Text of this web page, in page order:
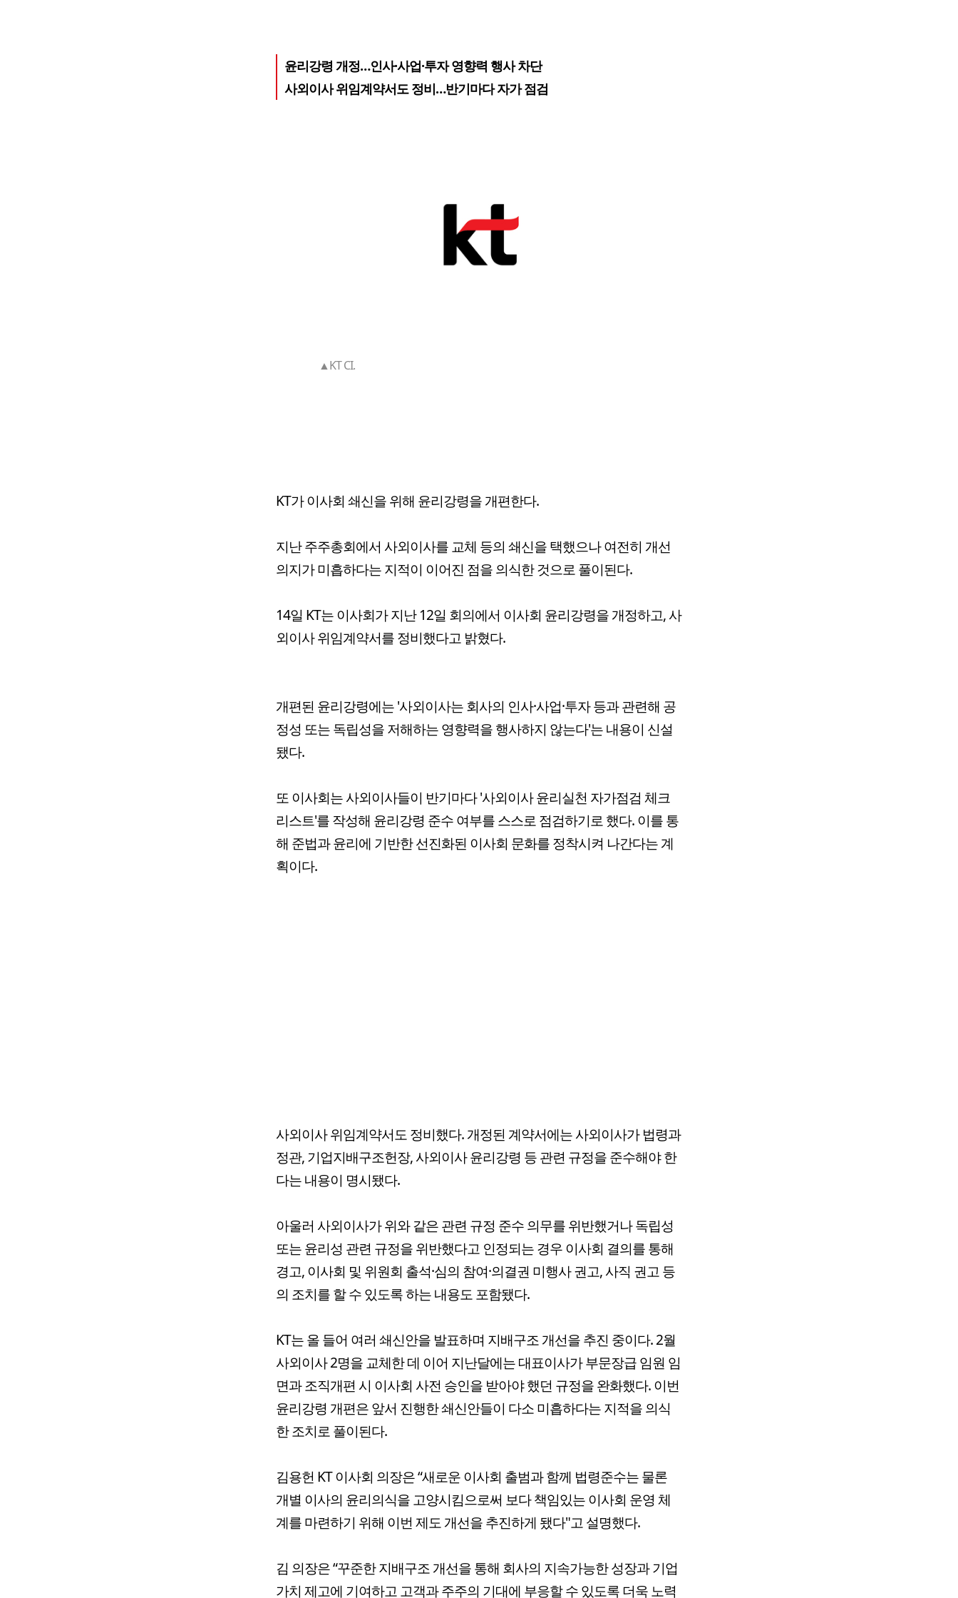
윤리강령 개정…인사·사업·투자 영향력 행사 차단
사외이사 위임계약서도 정비…반기마다 자가 점검
▲KT CI.
KT가 이사회 쇄신을 위해 윤리강령을 개편한다.
지난 주주총회에서 사외이사를 교체 등의 쇄신을 택했으나 여전히 개선
의지가 미흡하다는 지적이 이어진 점을 의식한 것으로 풀이된다.
14일 KT는 이사회가 지난 12일 회의에서 이사회 윤리강령을 개정하고, 사
외이사 위임계약서를 정비했다고 밝혔다.
개편된 윤리강령에는 '사외이사는 회사의 인사·사업·투자 등과 관련해 공
정성 또는 독립성을 저해하는 영향력을 행사하지 않는다'는 내용이 신설
됐다.
또 이사회는 사외이사들이 반기마다 '사외이사 윤리실천 자가점검 체크
리스트'를 작성해 윤리강령 준수 여부를 스스로 점검하기로 했다. 이를 통
해 준법과 윤리에 기반한 선진화된 이사회 문화를 정착시켜 나간다는 계
획이다.
사외이사 위임계약서도 정비했다. 개정된 계약서에는 사외이사가 법령과
정관, 기업지배구조헌장, 사외이사 윤리강령 등 관련 규정을 준수해야 한
다는 내용이 명시됐다.
아울러 사외이사가 위와 같은 관련 규정 준수 의무를 위반했거나 독립성
또는 윤리성 관련 규정을 위반했다고 인정되는 경우 이사회 결의를 통해
경고, 이사회 및 위원회 출석·심의 참여·의결권 미행사 권고, 사직 권고 등
의 조치를 할 수 있도록 하는 내용도 포함됐다.
KT는 올 들어 여러 쇄신안을 발표하며 지배구조 개선을 추진 중이다. 2월
사외이사 2명을 교체한 데 이어 지난달에는 대표이사가 부문장급 임원 임
면과 조직개편 시 이사회 사전 승인을 받아야 했던 규정을 완화했다. 이번
윤리강령 개편은 앞서 진행한 쇄신안들이 다소 미흡하다는 지적을 의식
한 조치로 풀이된다.
김용헌 KT 이사회 의장은 “새로운 이사회 출범과 함께 법령준수는 물론
개별 이사의 윤리의식을 고양시킴으로써 보다 책임있는 이사회 운영 체
계를 마련하기 위해 이번 제도 개선을 추진하게 됐다"고 설명했다.
김 의장은 “꾸준한 지배구조 개선을 통해 회사의 지속가능한 성장과 기업
가치 제고에 기여하고 고객과 주주의 기대에 부응할 수 있도록 더욱 노력